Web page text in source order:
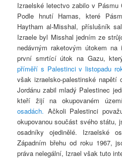
Izraelské letectvo zabilo v Pásmu
Podle hnutí Hamas, které
Haytham al-Misshal, příslušník
Izraele byl Misshal jedním ze
nedávným raketovým útokem
první smrtící útok na Gazu,
příměří s Palestinci v listopadu
však izraelsko-palestinské napětí
Jordánu zabil mladý Palestinec
kteří žijí na okupovaném
osadách. Ačkoli Palestinci
okupovanou součást svého státu,
osadníky ojedinělé. Izraelské
Západním břehu od roku 1967,
práva nelegální, Izrael však tuto